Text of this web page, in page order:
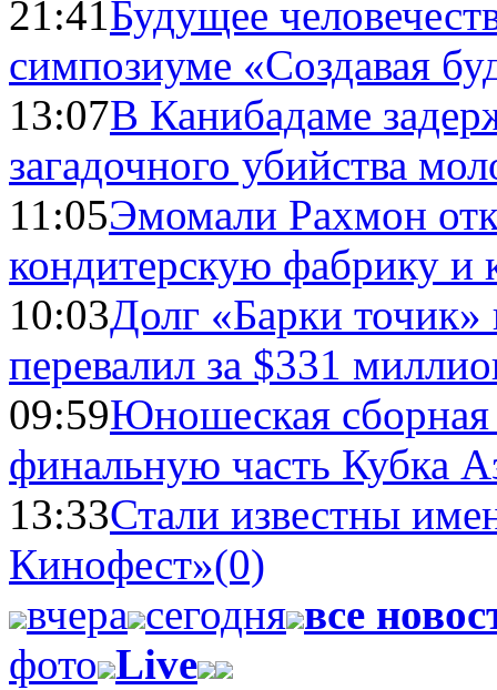
21:41Будущее
симпозиуме «Создавая
13:07В Канибадаме
загадочного убийства
11:05Эмомали Рахмон
кондитерскую фабрику и
10:03Долг «Барки
перевалил за $331
09:59Юношеская
финальную часть Кубка
13:33Стали известны
Кинофест»(0)
вчера сегодня все
фото Live